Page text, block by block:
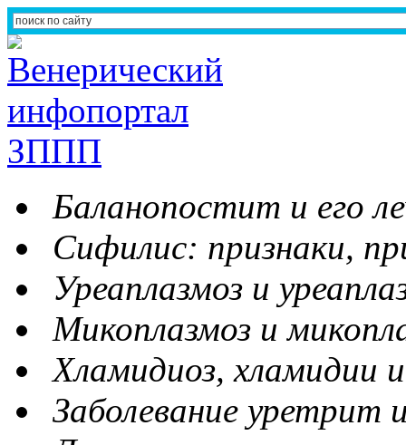
Баланопостит и его
Сифилис: признаки,
Уреаплазмоз и
Микоплазмоз и
Хламидиоз, хламидии
Заболевание уретрит